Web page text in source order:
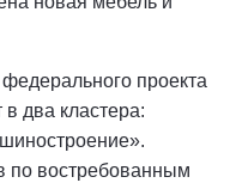
проекта
два кластера:
по востребованным